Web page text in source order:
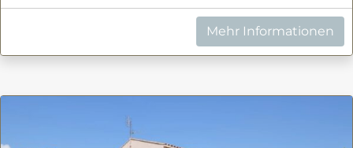
Mehr Informationen